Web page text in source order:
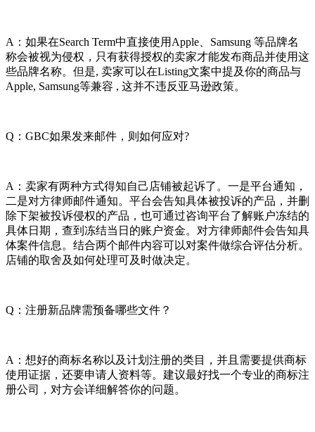
A：如果在Search Term中直接使用Apple、Samsung 等品牌名
称会被视为侵权，只有获得授权的卖家才能发布商品并使用这
些品牌名称。但是, 卖家可以在Listing文案中提及你的商品与
Apple, Samsung等兼容 , 这并不违反亚马逊政策。
Q：GBC如果发来邮件，则如何应对?
A：卖家有两种方式得知自己店铺被起诉了。一是平台通知，
二是对方律师邮件通知。平台会告知具体被投诉的产品，并删
除下架被投诉侵权的产品，也可通过咨询平台了解账户冻结的
具体日期，查到冻结当日的账户资金。对方律师邮件会告知具
体案件信息。结合两个邮件内容可以对案件做综合评估分析。
店铺的取舍及如何处理可及时做决定。
Q：注册新品牌需预备哪些文件？
A：想好的商标名称以及计划注册的类目，并且需要提供商标
使用证据，还要申请人资料等。建议最好找一个专业的商标注
册公司，对方会详细解答你的问题。